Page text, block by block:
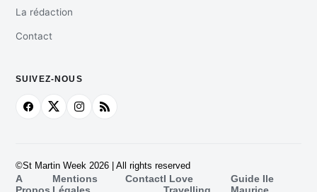
La rédaction
Contact
SUIVEZ-NOUS
©St Martin Week 2026 | All rights reserved
A
Propos
Mentions
Légales
ContactI Love
Travelling
Guide Ile
Maurice